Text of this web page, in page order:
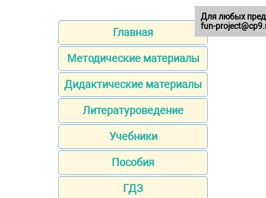
Главная
Методические материалы
Дидактические материалы
Литературоведение
Учебники
Пособия
ГДЗ
Для любых
fun-